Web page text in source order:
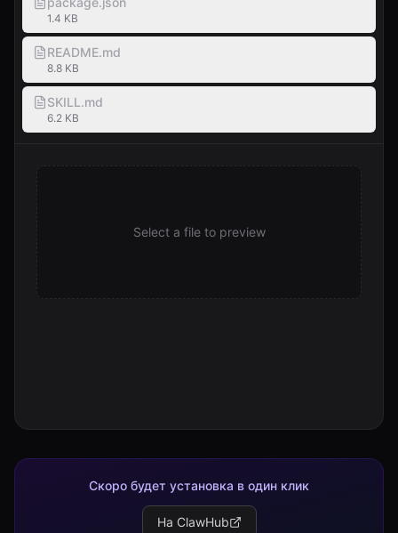
1.4 KB
README.md
8.8 KB
SKILL.md
6.2 KB
Select a file to preview
Скоро будет установка в один клик
На ClawHub